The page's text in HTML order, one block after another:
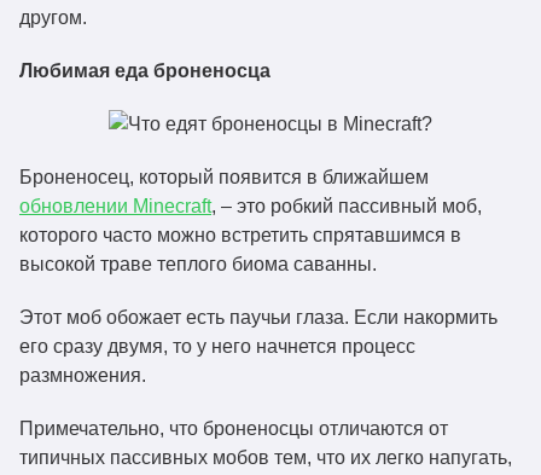
другом.
Любимая еда броненосца
Броненосец, который появится в ближайшем
обновлении Minecraft, – это робкий пассивный моб,
которого часто можно встретить спрятавшимся в
высокой траве теплого биома саванны.
Этот моб обожает есть паучьи глаза. Если накормить
его сразу двумя, то у него начнется процесс
размножения.
Примечательно, что броненосцы отличаются от
типичных пассивных мобов тем, что их легко напугать,